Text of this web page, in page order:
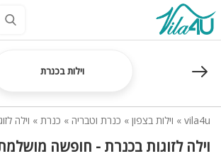
וילות בכנרת
vila4u
» וילות בצפון » כנרת וטבריה » כנרת » וילה
וילה לזוגות בכנרת - חופשה